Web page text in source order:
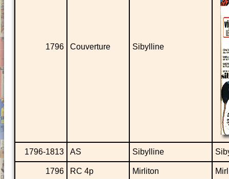
1796 Couverture Sibylline
1796-1813 AS Sibylline
1796 RC 4p Mirliton